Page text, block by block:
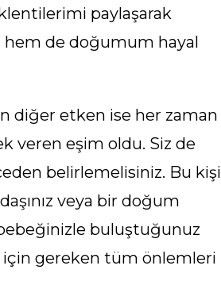
paylaşarak
de doğumum hayal
diğer etken ise her zaman
veren eşim oldu. Siz de
belirlemelisiniz. Bu kişi
veya bir doğum
buluştuğunuz
için gereken tüm önlemleri